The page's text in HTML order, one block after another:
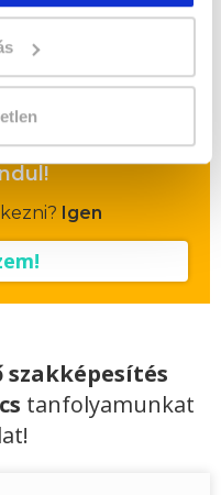
időpontban
Igen
szakképesítés
tanfolyamunkat